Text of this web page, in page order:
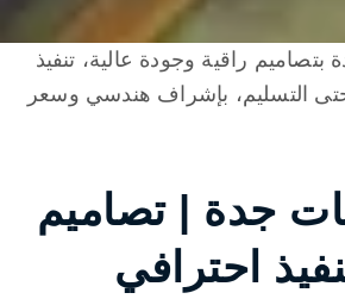
بتصاميم راقية وجودة عالية، تنفيذ
التسليم، بإشراف هندسي وسعر
جدة | تصاميم
احترافي